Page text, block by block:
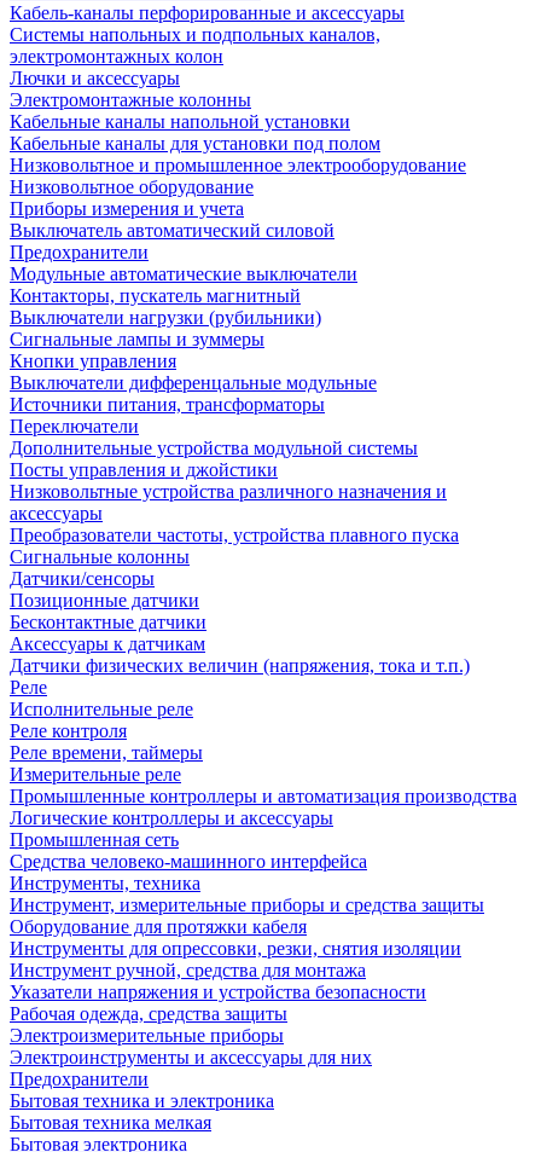
Кабель-каналы перфорированные и аксессуары
Системы напольных и подпольных каналов,
электромонтажных колон
Лючки и аксессуары
Электромонтажные колонны
Кабельные каналы напольной установки
Кабельные каналы для установки под полом
Низковольтное и промышленное электрооборудование
Низковольтное оборудование
Приборы измерения и учета
Выключатель автоматический силовой
Предохранители
Модульные автоматические выключатели
Контакторы, пускатель магнитный
Выключатели нагрузки (рубильники)
Сигнальные лампы и зуммеры
Кнопки управления
Выключатели дифференцальные модульные
Источники питания, трансформаторы
Переключатели
Дополнительные устройства модульной системы
Посты управления и джойстики
Низковольтные устройства различного назначения и
аксессуары
Преобразователи частоты, устройства плавного пуска
Сигнальные колонны
Датчики/сенсоры
Позиционные датчики
Бесконтактные датчики
Аксессуары к датчикам
Датчики физических величин (напряжения, тока и т.п.)
Реле
Исполнительные реле
Реле контроля
Реле времени, таймеры
Измерительные реле
Промышленные контроллеры и автоматизация производства
Логические контроллеры и аксессуары
Промышленная сеть
Средства человеко-машинного интерфейса
Инструменты, техника
Инструмент, измерительные приборы и средства защиты
Оборудование для протяжки кабеля
Инструменты для опрессовки, резки, снятия изоляции
Инструмент ручной, средства для монтажа
Указатели напряжения и устройства безопасности
Рабочая одежда, средства защиты
Электроизмерительные приборы
Электроинструменты и аксессуары для них
Предохранители
Бытовая техника и электроника
Бытовая техника мелкая
Бытовая электроника